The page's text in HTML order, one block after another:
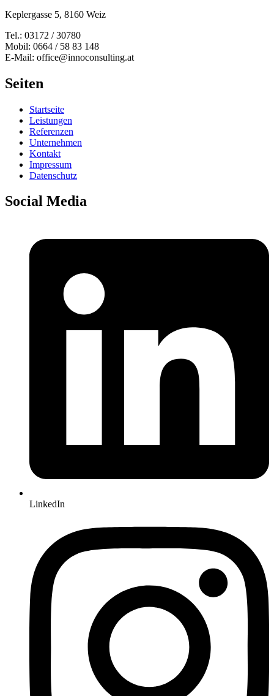
Keplergasse 5, 8160 Weiz
Tel.: 03172 / 30780
Mobil: 0664 / 58 83 148
E-Mail: office@innoconsulting.at
Seiten
Startseite
Leistungen
Referenzen
Unternehmen
Kontakt
Impressum
Datenschutz
Social Media
LinkedIn